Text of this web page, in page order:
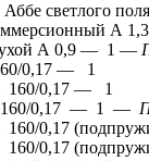
светлого
иммерсионный А
А 0,9 — 1 —
0,17 — 1
160/0,17 — 1
160/0,17 — 1 —
160/0,17
160/0,17